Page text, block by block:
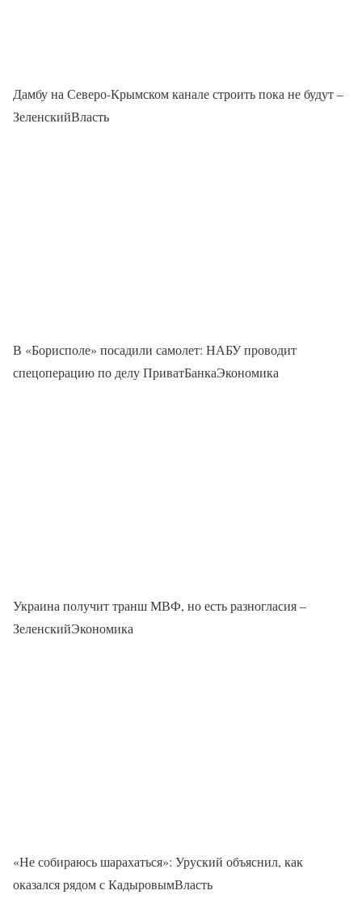
Дамбу на Северо-Крымском канале строить пока не будут –
ЗеленскийВласть
В «Борисполе» посадили самолет: НАБУ проводит
спецоперацию по делу ПриватБанкаЭкономика
Украина получит транш МВФ, но есть разногласия –
ЗеленскийЭкономика
«Не собираюсь шарахаться»: Уруский объяснил, как
оказался рядом с КадыровымВласть